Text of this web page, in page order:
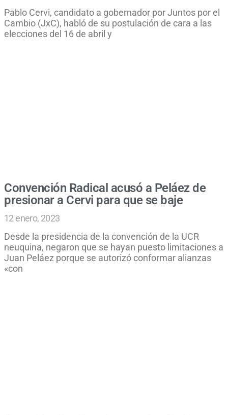
Pablo Cervi, candidato a gobernador por Juntos por el
Cambio (JxC), habló de su postulación de cara a las
elecciones del 16 de abril y
Convención Radical acusó a Peláez de
presionar a Cervi para que se baje
12 enero, 2023
Desde la presidencia de la convención de la UCR
neuquina, negaron que se hayan puesto limitaciones a
Juan Peláez porque se autorizó conformar alianzas
«con